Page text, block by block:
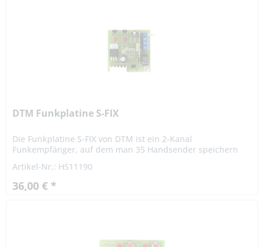
DTM Funkplatine S-FIX
Die Funkplatine S-FIX von DTM ist ein 2-Kanal
Funkempfänger, auf dem man 35 Handsender speichern
Torsteuerungen von FAAC FIX2/24V...
Artikel-Nr.: HS11190
36,00 € *